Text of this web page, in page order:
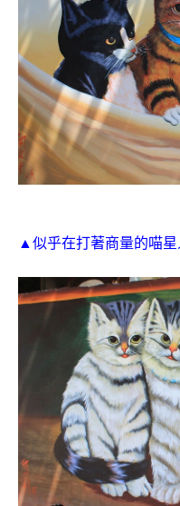
▲似乎在打著商量的喵星